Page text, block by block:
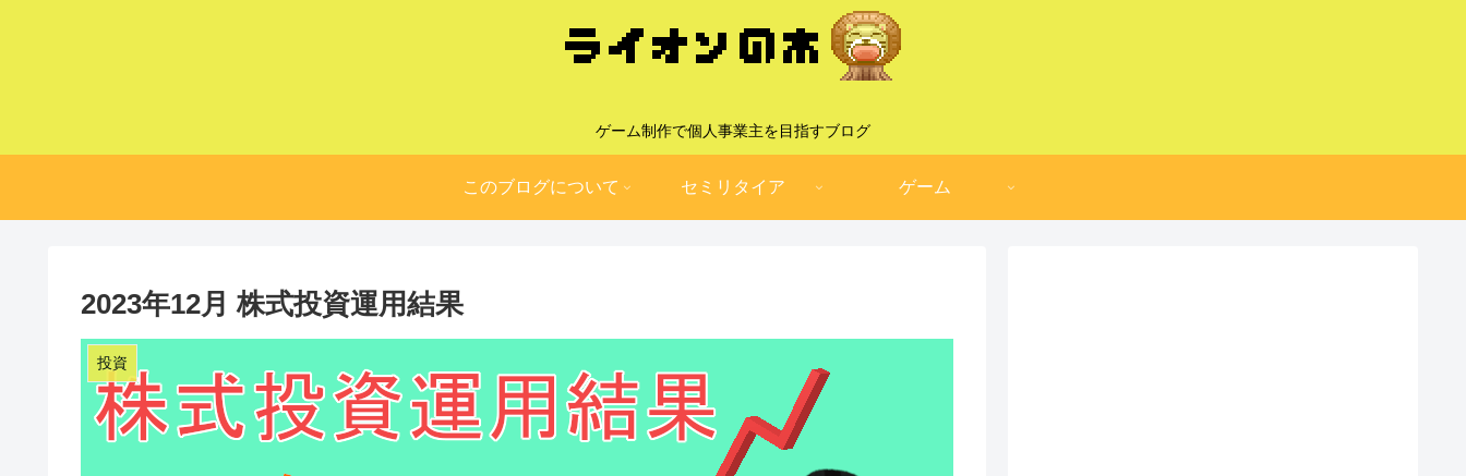
ゲーム制作で個人事業主を目指すブログ
このブログについて セミリタイア ゲーム
2023年12月 株式投資運用結果
投資